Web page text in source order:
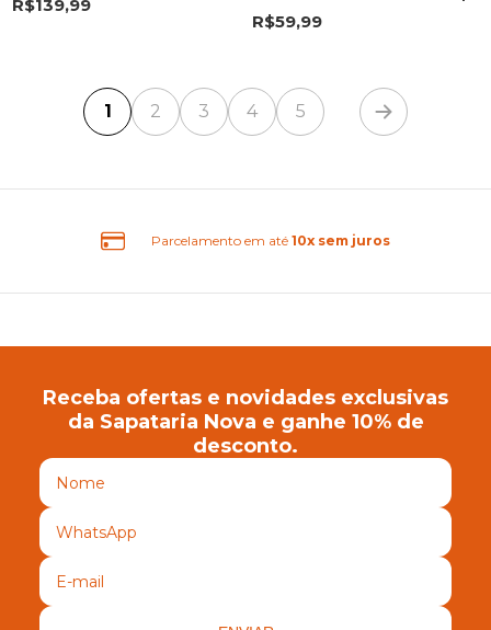
R$139,99
R$59,99
1 2 3 4 5
Frete Grátis Brasil
Receba ofertas e novidades exclusivas
da Sapataria Nova e ganhe 10% de
desconto.